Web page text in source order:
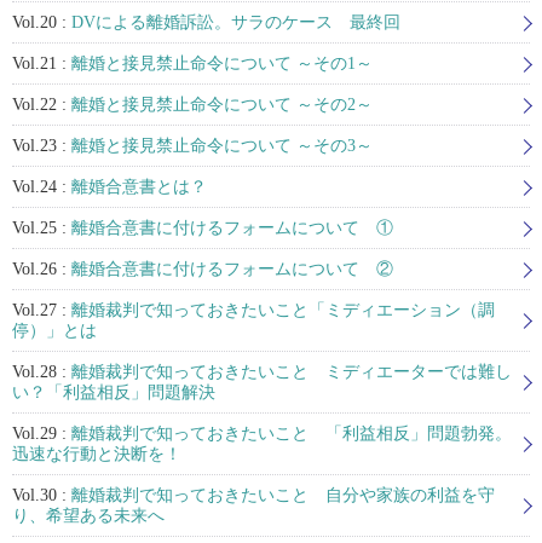
Vol.20 : DVによる離婚訴訟。サラのケース 最終回
Vol.21 : 離婚と接見禁止命令について ～その1～
Vol.22 : 離婚と接見禁止命令について ～その2～
Vol.23 : 離婚と接見禁止命令について ～その3～
Vol.24 : 離婚合意書とは？
Vol.25 : 離婚合意書に付けるフォームについて ①
Vol.26 : 離婚合意書に付けるフォームについて ②
Vol.27 : 離婚裁判で知っておきたいこと「ミディエーション（調
停）」とは
Vol.28 : 離婚裁判で知っておきたいこと ミディエーターでは難し
い？「利益相反」問題解決
Vol.29 : 離婚裁判で知っておきたいこと 「利益相反」問題勃発。
迅速な行動と決断を！
Vol.30 : 離婚裁判で知っておきたいこと 自分や家族の利益を守
り、希望ある未来へ